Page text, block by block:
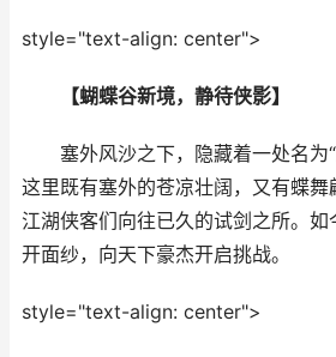
style="text-align: center">
【蝴蝶谷新境，静待侠影】
塞外风沙之下，隐藏着一处名为“
这里既有塞外的苍凉壮阔，又有蝶舞
江湖侠客们向往已久的试剑之所。
开面纱，向天下豪杰开启挑战。
style="text-align: center">